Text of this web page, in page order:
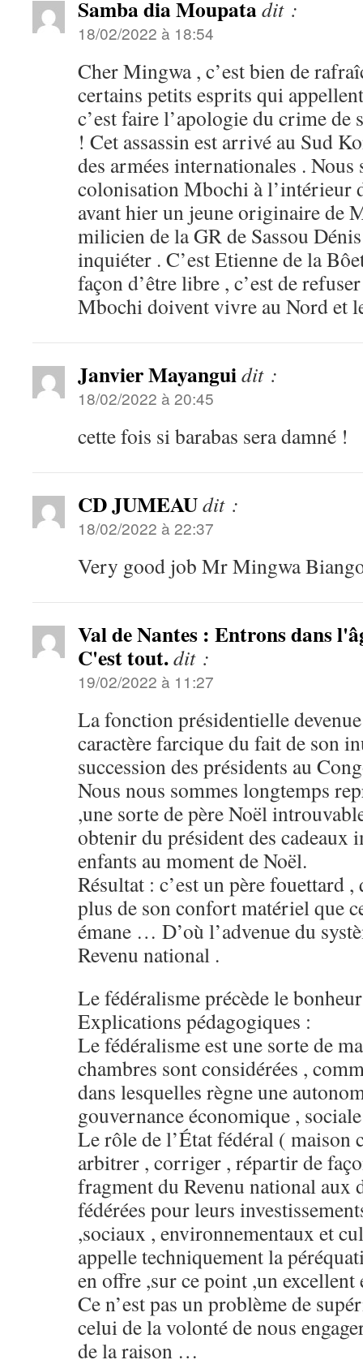
Samba dia Moupatadit :
18/02/2022 à 18:54
Cher Mingwa , c’est bien de
certains petits esprits qui
c’est faire l’apologie du crime de
! Cet assassin est arrivé au Sud
des armées internationales . Nous
colonisation Mbochi à l’intérieur
avant hier un jeune originaire de
milicien de la GR de Sassou
inquiéter . C’est Etienne de la
façon d’être libre , c’est de
Mbochi doivent vivre au Nord et
Janvier Mayanguidit :
18/02/2022 à 20:45
cette fois si barabas sera damné !
CD JUMEAUdit :
18/02/2022 à 22:37
Very good job Mr Mingwa
Val de Nantes : Entrons dans
C'est tout.dit :
19/02/2022 à 11:27
La fonction présidentielle
caractère farcique du fait de son
succession des présidents au
Nous nous sommes longtemps
,une sorte de père Noël
obtenir du président des cadeaux
enfants au moment de Noël.
Résultat : c’est un père fouettard
plus de son confort matériel que
émane … D’où l’advenue du
Revenu national .
Le fédéralisme précède le
Explications pédagogiques :
Le fédéralisme est une sorte de
chambres sont considérées ,
dans lesquelles règne une
gouvernance économique ,
Le rôle de l’État fédéral ( maison
arbitrer , corriger , répartir de
fragment du Revenu national aux
fédérées pour leurs
,sociaux , environnementaux et
appelle techniquement la
en offre ,sur ce point ,un excellent
Ce n’est pas un problème de
celui de la volonté de nous
de la raison …